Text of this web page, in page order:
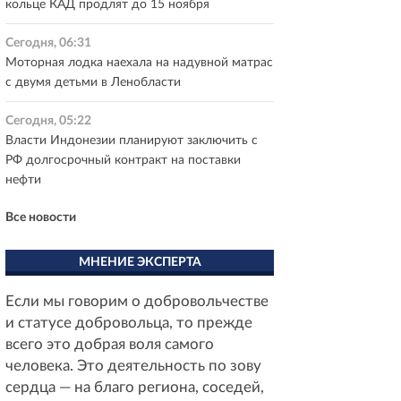
кольце КАД продлят до 15 ноября
Сегодня, 06:31
Моторная лодка наехала на надувной матрас
с двумя детьми в Ленобласти
Сегодня, 05:22
Власти Индонезии планируют заключить с
РФ долгосрочный контракт на поставки
нефти
Все новости
МНЕНИЕ ЭКСПЕРТА
Если мы говорим о добровольчестве
и статусе добровольца, то прежде
всего это добрая воля самого
человека. Это деятельность по зову
сердца — на благо региона, соседей,